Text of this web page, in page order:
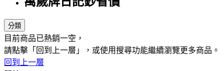
分類
目前商品已熱銷一空，
請點擊「回到上一層」，或使用搜尋功能繼續瀏覽更多商品。
回到上一層